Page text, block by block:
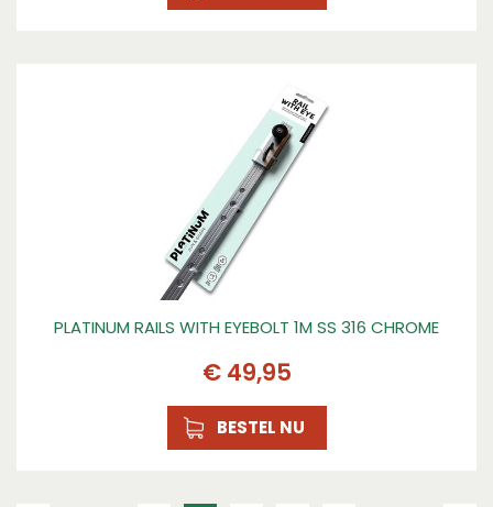
PLATINUM RAILS WITH EYEBOLT 1M SS 316 CHROME
€ 49,95
BESTEL NU